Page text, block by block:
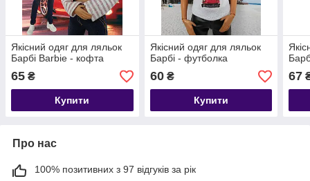
Якісний одяг для ляльок
Барбі Barbie - кофта
65 ₴
Купити
Якісний одяг для ляльок
Барбі - футболка
60₴
Купити
67
Про нас
100% позитивних з 97 відгуків за рік